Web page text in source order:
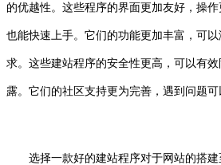
的优越性。这些程序的界面更加友好，操
也能快速上手。它们的功能更加丰富，可
求。这些建站程序的安全性更高，可以有
露。它们的社区支持更为完善，遇到问题可
选择一款好的建站程序对于网站的搭建